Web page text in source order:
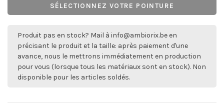
SÉLECTIONNEZ VOTRE POINTURE
Produit pas en stock? Mail à info@ambiorix.be en
précisant le produit et la taille: après paiement d'une
avance, nous le mettrons immédiatement en production
pour vous (lorsque tous les matériaux sont en stock). Non
disponible pour les articles soldés.